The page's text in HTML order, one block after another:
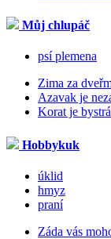
Můj chlupáč
psí plemena
Zima za
Azavak je
Korat je
Hobbykuk
úklid
hmyz
praní
Záda vás